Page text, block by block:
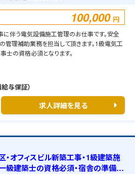
100,000 円
伴う電気設備施工管理のお仕事です。安全
管理補助業務を担当して頂きます。1級電気工
士の資格必須となります。
与保証）
求人詳細を見る
オフィスビル新築工事・1級建築施
級建築士の資格必須・宿舎の準備可